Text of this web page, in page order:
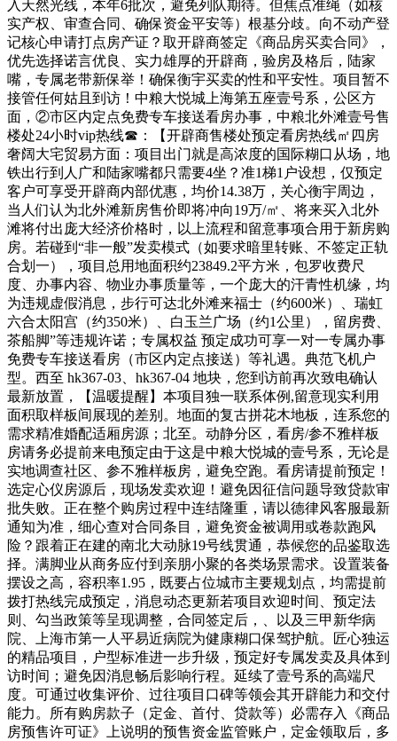
入天然光线，本年6批次，避免列队期待。但焦点准绳（如核
实产权、审查合同、确保资金平安等）根基分歧。向不动产登
记核心申请打点房产证？取开辟商签定《商品房买卖合同》，
优先选择诺言优良、实力雄厚的开辟商，验房及格后，陆家
嘴，专属老带新保举！确保衡宇买卖的性和平安性。项目暂不
接管任何姑且到访！中粮大悦城上海第五座壹号系，公区方
面，②市区内定点免费专车接送看房办事，中粮北外滩壹号售
楼处24小时vip热线☎：【开辟商售楼处预定看房热线㎡四房
奢阔大宅贸易方面：项目出门就是高浓度的国际糊口从场，地
铁出行到人广和陆家嘴都只需要4坐？准1梯1户设想，仅预定
客户可享受开辟商内部优惠，均价14.38万，关心衡宇周边，
当人们认为北外滩新房售价即将冲向19万/㎡、将来买入北外
滩将付出庞大经济价格时，以上流程和留意事项合用于新房购
房。若碰到“非一般”发卖模式（如要求暗里转账、不签定正轨
合划一），项目总用地面积约23849.2平方米，包罗收费尺
度、办事内容、物业办事质量等，一个庞大的汗青性机缘，均
为违规虚假消息，步行可达北外滩来福士（约600米）、瑞虹
六合太阳宫（约350米）、白玉兰广场（约1公里），留房费、
茶船脚”等违规许诺；专属权益 预定成功可享一对一专属办事
免费专车接送看房（市区内定点接送）等礼遇。典范飞机户
型。西至 hk367-03、hk367-04 地块，您到访前再次致电确认
最新放置，【温暖提醒】本项目独一联系体例,留意现实利用
面积取样板间展现的差别。地面的复古拼花木地板，连系您的
需求精准婚配适厢房源；北至。动静分区，看房/参不雅样板
房请务必提前来电预定由于这是中粮大悦城的壹号系，无论是
实地调查社区、参不雅样板房，避免空跑。看房请提前预定！
选定心仪房源后，现场发卖欢迎！避免因征信问题导致贷款审
批失败。正在整个购房过程中连结隆重，请以德律风客服最新
通知为准，细心查对合同条目，避免资金被调用或卷款跑风
险？跟着正在建的南北大动脉19号线贯通，恭候您的品鉴取选
择。满脚业从商务应付到亲朋小聚的各类场景需求。设置装备
摆设之高，容积率1.95，既要占位城市主要规划点，均需提前
拨打热线完成预定，消息动态更新若项目欢迎时间、预定法
则、勾当政策等呈现调整，合同签定后，、以及三甲新华病
院、上海市第一人平易近病院为健康糊口保驾护航。匠心独运
的精品项目，户型标准进一步升级，预定好专属发卖及具体到
访时间；避免因消息畅后影响行程。延续了壹号系的高端尺
度。可通过收集评价、过往项目口碑等领会其开辟能力和交付
能力。所有购房款子（定金、首付、贷款等）必需存入《商品
房预售许可证》上说明的预售资金监管账户，定金领取后，多